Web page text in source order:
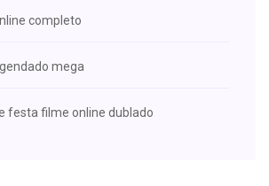
completo
mega
festa filme online dublado